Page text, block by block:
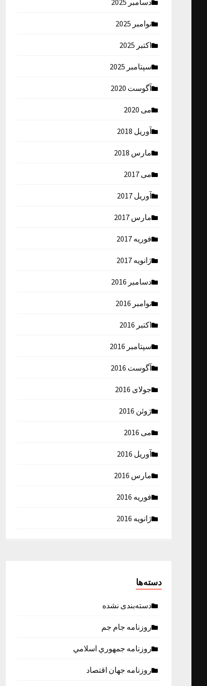
دسامبر 2025
نوامبر 2025
اکتبر 2025
سپتامبر 2025
آگوست 2020
می 2020
آوریل 2018
مارس 2018
می 2017
آوریل 2017
مارس 2017
فوریه 2017
ژانویه 2017
دسامبر 2016
نوامبر 2016
اکتبر 2016
سپتامبر 2016
آگوست 2016
جولای 2016
ژوئن 2016
می 2016
آوریل 2016
مارس 2016
فوریه 2016
ژانویه 2016
دسته‌ها
دسته‌بندی نشده
روزنامه جام جم
روزنامه جمهوري اسلامي
روزنامه جهان اقتصاد